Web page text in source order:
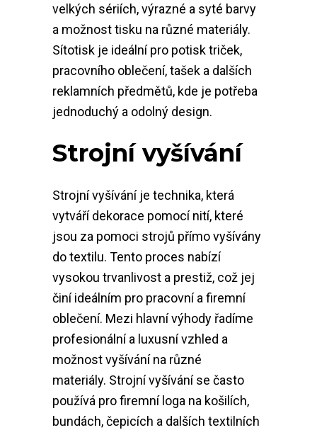
velkých sériích, výrazné a syté barvy
a možnost tisku na různé materiály.
Sítotisk je ideální pro potisk triček,
pracovního oblečení, tašek a dalších
reklamních předmětů, kde je potřeba
jednoduchý a odolný design.
Strojní vyšívání
Strojní vyšívání je technika, která
vytváří dekorace pomocí nití, které
jsou za pomoci strojů přímo vyšívány
do textilu. Tento proces nabízí
vysokou trvanlivost a prestiž, což jej
činí ideálním pro pracovní a firemní
oblečení. Mezi hlavní výhody řadíme
profesionální a luxusní vzhled a
možnost vyšívání na různé
materiály. Strojní vyšívání se často
používá pro firemní loga na košilích,
bundách, čepicích a dalších textilních